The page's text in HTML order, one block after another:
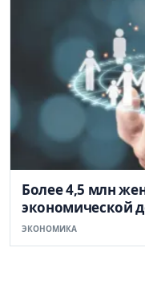
Более 4,5 млн
экономической
ЭКОНОМИКА